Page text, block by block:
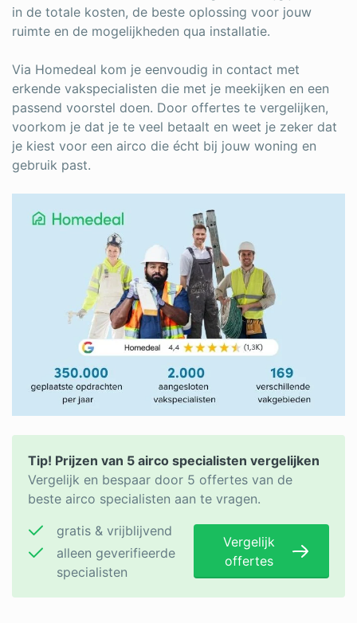
in de totale kosten, de beste oplossing voor jouw
ruimte en de mogelijkheden qua installatie.
Via Homedeal kom je eenvoudig in contact met
erkende vakspecialisten die met je meekijken en een
passend voorstel doen. Door offertes te vergelijken,
voorkom je dat je te veel betaalt en weet je zeker dat
je kiest voor een airco die écht bij jouw woning en
gebruik past.
Tip! Prijzen van 5 airco specialisten vergelijken
Vergelijk en bespaar door 5 offertes van de
beste airco specialisten aan te vragen.
gratis & vrijblijvend
alleen geverifieerde
specialisten
Vergelijk
offertes